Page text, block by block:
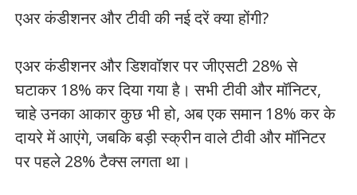
एअर कंडीशनर और टीवी की नई दरें क्या होंगी?
एअर कंडीशनर और डिशवॉशर पर जीएसटी 28% से
घटाकर 18% कर दिया गया है। सभी टीवी और मॉनिटर,
चाहे उनका आकार कुछ भी हो, अब एक समान 18% कर के
दायरे में आएंगे, जबकि बड़ी स्क्रीन वाले टीवी और मॉनिटर
पर पहले 28% टैक्स लगता था।